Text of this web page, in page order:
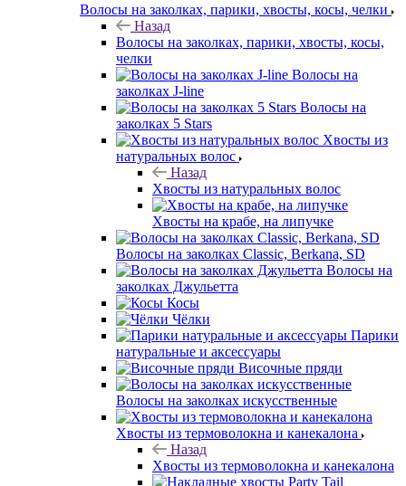
Волосы на заколках, парики, хвосты, косы, челки
Назад
Волосы на заколках, парики, хвосты, косы,
челки
Волосы на
заколках J-line
Волосы на
заколках 5 Stars
Хвосты из
натуральных волос
Назад
Хвосты из натуральных волос
Хвосты на крабе, на липучке
Волосы на заколках Classic, Berkana, SD
Волосы на
заколках Джульетта
Косы
Чёлки
Парики
натуральные и аксессуары
Височные пряди
Волосы на заколках искусственные
Хвосты из термоволокна и канекалона
Назад
Хвосты из термоволокна и канекалона